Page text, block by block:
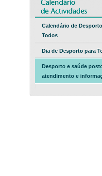
Calendário de
Todos
Dia de Desporto para
Desporto e saúde
atendimento e